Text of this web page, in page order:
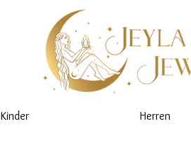
Kinder Herren